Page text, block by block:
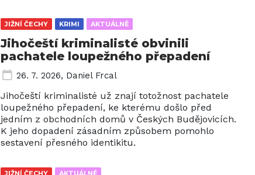
JIŽNÍ ČECHY KRIMI AKTUÁLNĚ
Jihočeští kriminalisté obvinili
pachatele loupežného přepadení
26. 7. 2026, Daniel Frcal
Jihočeští kriminalisté už znají totožnost pachatele
loupežného přepadení, ke kterému došlo před
jedním z obchodních domů v Českých Budějovicích.
K jeho dopadení zásadním způsobem pomohlo
sestavení přesného identikitu.
JIŽNÍ ČECHY AKTUÁLNĚ